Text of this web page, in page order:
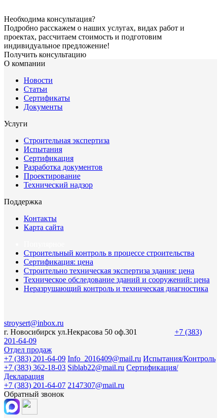
Необходима консультация?
Подробно расскажем о наших услугах, видах работ и
проектах, рассчитаем стоимость и подготовим
индивидуальное предложение!
Получить консультацию
О компании
Новости
Статьи
Сертификаты
Документы
Услуги
Строительная экспертиза
Испытания
Сертификация
Разработка документов
Проектирование
Технический надзор
Поддержка
Контакты
Карта сайта
Строительный контроль в процессе строительства
Сертификация: цена
Строительно техническая экспертиза здания: цена
Техническое обследование зданий и сооружений: цена
Неразрушающий контроль и техническая диагностика
stroysert@inbox.ru
г. Новосибирск ул.Некрасова 50 оф.301
+7 (383)
201-64-09
Отдел продаж
+7 (383) 201-64-09 Info_2016409@mail.ru Испытания/Контроль
+7 (383) 362-18-03 Siblab22@mail.ru Сертификация/
Декларация
+7 (383) 201-64-07 2147307@mail.ru
Обратный звонок